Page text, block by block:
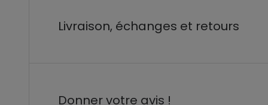
Livraison, échanges et retours
Donner votre avis !